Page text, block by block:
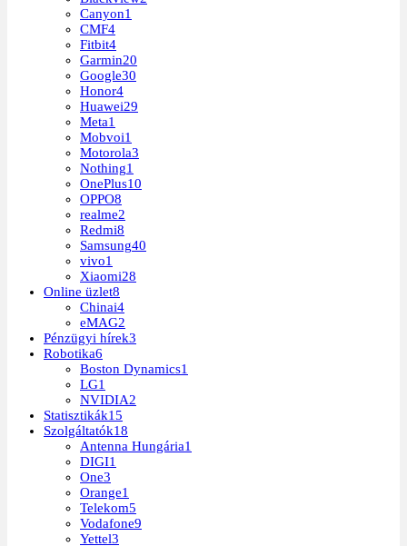
Canyon1
CMF4
Fitbit4
Garmin20
Google30
Honor4
Huawei29
Meta1
Mobvoi1
Motorola3
Nothing1
OnePlus10
OPPO8
realme2
Redmi8
Samsung40
vivo1
Xiaomi28
Online üzlet8
Chinai4
eMAG2
Pénzügyi hírek3
Robotika6
Boston Dynamics1
LG1
NVIDIA2
Statisztikák15
Szolgáltatók18
Antenna Hungária1
DIGI1
One3
Orange1
Telekom5
Vodafone9
Yettel3